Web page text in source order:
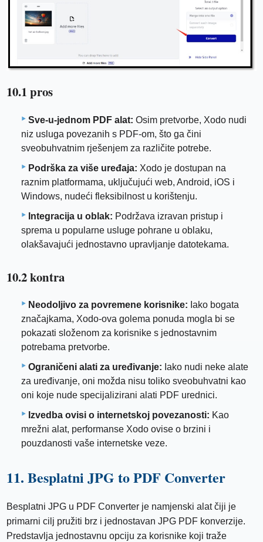
10.1 pros
Sve-u-jednom PDF alat: Osim pretvorbe, Xodo nudi
niz usluga povezanih s PDF-om, što ga čini
sveobuhvatnim rješenjem za različite potrebe.
Podrška za više uređaja: Xodo je dostupan na
raznim platformama, uključujući web, Android, iOS i
Windows, nudeći fleksibilnost u korištenju.
Integracija u oblak: Podržava izravan pristup i
sprema u popularne usluge pohrane u oblaku,
olakšavajući jednostavno upravljanje datotekama.
10.2 kontra
Neodoljivo za povremene korisnike: Iako bogata
značajkama, Xodo-ova golema ponuda mogla bi se
pokazati složenom za korisnike s jednostavnim
potrebama pretvorbe.
Ograničeni alati za uređivanje: Iako nudi neke alate
za uređivanje, oni možda nisu toliko sveobuhvatni kao
oni koje nude specijalizirani alati PDF urednici.
Izvedba ovisi o internetskoj povezanosti: Kao
mrežni alat, performanse Xodo ovise o brzini i
pouzdanosti vaše internetske veze.
11. Besplatni JPG to PDF Converter
Besplatni JPG u PDF Converter je namjenski alat čiji je
primarni cilj pružiti brz i jednostavan JPG PDF konverzije.
Predstavlja jednostavnu opciju za korisnike koji traže